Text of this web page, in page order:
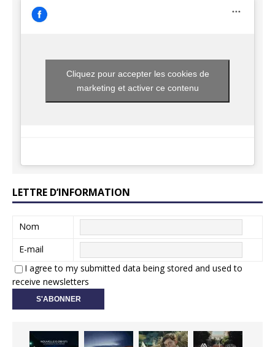
Cliquez pour accepter les cookies de
marketing et activer ce contenu
LETTRE D’INFORMATION
Nom
E-mail
I agree to my submitted data being stored and used to
receive newsletters